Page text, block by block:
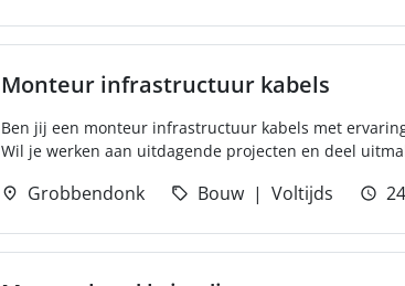
Monteur infrastructuur kabels
Ben jij een monteur infrastructuur kabels met
Wil je werken aan uitdagende projecten en deel
Grobbendonk Bouw Voltijds